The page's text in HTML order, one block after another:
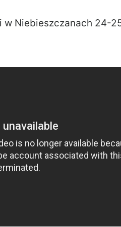
w Niebieszczanach 24-